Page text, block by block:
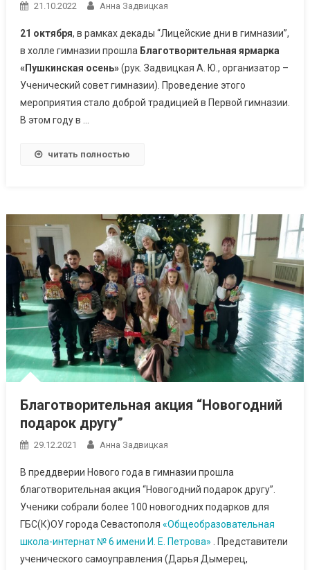
21.10.2022 Анна Задвицкая
21 октября, в рамках декады “Лицейские дни в гимназии”,
в холле гимназии прошла Благотворительная ярмарка
«Пушкинская осень»(рук. Задвицкая А. Ю., организатор –
Ученический совет гимназии). Проведение этого
мероприятия стало доброй традицией в Первой гимназии.
В этом году в …
читать полностью
Благотворительная акция “Новогодний
подарок другу”
29.12.2021 Анна Задвицкая
В преддверии Нового года в гимназии прошла
благотворительная акция “Новогодний подарок другу”.
Ученики собрали более 100 новогодних подарков для
ГБС(К)ОУ города Севастополя «Общеобразовательная
школа-интернат № 6 имени И. Е. Петрова»
. Представители
ученического самоуправления (Дарья Дымерец,